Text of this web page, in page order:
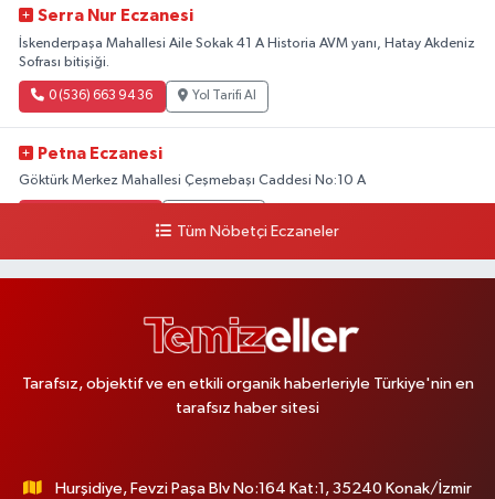
Serra Nur Eczanesi
İskenderpaşa Mahallesi Aile Sokak 41 A Historia AVM yanı, Hatay Akdeniz
Sofrası bitişiği.
0 (536) 663 94 36 Yol Tarifi Al
Petna Eczanesi
Göktürk Merkez Mahallesi Çeşmebaşı Caddesi No:10 A
Yol Tarifi Al
Bulvar Eczanesi
Ahmet Yesevi Mahallesi Abbas Medeni Sokak 17 A Çiftlik köprüsünü
Tüm Nöbetçi Eczaneler
Tarafsız, objektif ve en etkili organik haberleriyle Türkiye'nin en
tarafsız haber sitesi
Hurşidiye, Fevzi Paşa Blv No:164 Kat:1, 35240 Konak/İzmir